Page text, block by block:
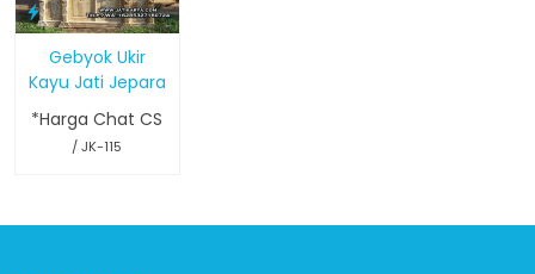
Gebyok Ukir
Kayu Jati Jepara
*Harga Chat CS
/ JK-115